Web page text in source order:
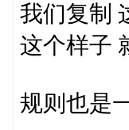
我们复制
这个样子
规则也是